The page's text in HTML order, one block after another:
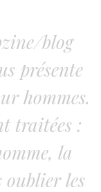
blog
présente
hommes.
traitées :
la
oublier les